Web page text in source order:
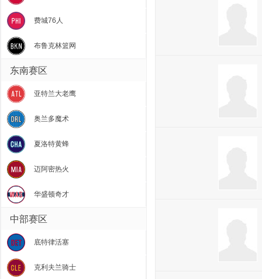
费城76人
布鲁克林篮网
东南赛区
亚特兰大老鹰
奥兰多魔术
夏洛特黄蜂
迈阿密热火
华盛顿奇才
中部赛区
底特律活塞
克利夫兰骑士